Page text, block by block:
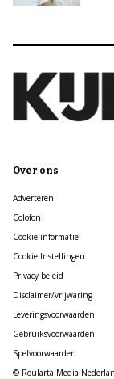
Over ons
Adverteren
Colofon
Cookie informatie
Cookie Instellingen
Privacy beleid
Disclaimer/vrijwaring
Leveringsvoorwaarden
Gebruiksvoorwaarden
Spelvoorwaarden
© Roularta Media